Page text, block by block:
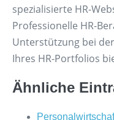
spezialisierte HR-
Professionelle HR-
Unterstützung bei
Ihres HR-Portfolios
Ähnliche